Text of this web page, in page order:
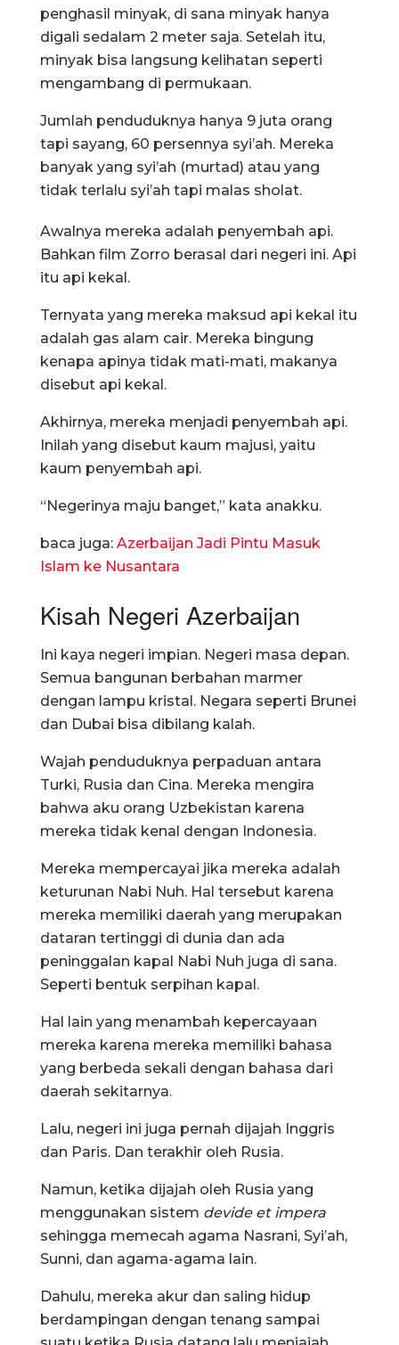
penghasil minyak, di sana minyak hanya
digali sedalam 2 meter saja. Setelah itu,
minyak bisa langsung kelihatan seperti
mengambang di permukaan.
Jumlah penduduknya hanya 9 juta orang
tapi sayang, 60 persennya syi’ah. Mereka
banyak yang syi’ah (murtad) atau yang
tidak terlalu syi’ah tapi malas sholat.
Awalnya mereka adalah penyembah api.
Bahkan film Zorro berasal dari negeri ini. Api
itu api kekal.
Ternyata yang mereka maksud api kekal itu
adalah gas alam cair. Mereka bingung
kenapa apinya tidak mati-mati, makanya
disebut api kekal.
Akhirnya, mereka menjadi penyembah api.
Inilah yang disebut kaum majusi, yaitu
kaum penyembah api.
“Negerinya maju banget,” kata anakku.
baca juga: Azerbaijan Jadi Pintu Masuk
Islam ke Nusantara
Kisah Negeri Azerbaijan
Ini kaya negeri impian. Negeri masa depan.
Semua bangunan berbahan marmer
dengan lampu kristal. Negara seperti Brunei
dan Dubai bisa dibilang kalah.
Wajah penduduknya perpaduan antara
Turki, Rusia dan Cina. Mereka mengira
bahwa aku orang Uzbekistan karena
mereka tidak kenal dengan Indonesia.
Mereka mempercayai jika mereka adalah
keturunan Nabi Nuh. Hal tersebut karena
mereka memiliki daerah yang merupakan
dataran tertinggi di dunia dan ada
peninggalan kapal Nabi Nuh juga di sana.
Seperti bentuk serpihan kapal.
Hal lain yang menambah kepercayaan
mereka karena mereka memiliki bahasa
yang berbeda sekali dengan bahasa dari
daerah sekitarnya.
Lalu, negeri ini juga pernah dijajah Inggris
dan Paris. Dan terakhir oleh Rusia.
Namun, ketika dijajah oleh Rusia yang
menggunakan sistem devide et impera
sehingga memecah agama Nasrani, Syi’ah,
Sunni, dan agama-agama lain.
Dahulu, mereka akur dan saling hidup
berdampingan dengan tenang sampai